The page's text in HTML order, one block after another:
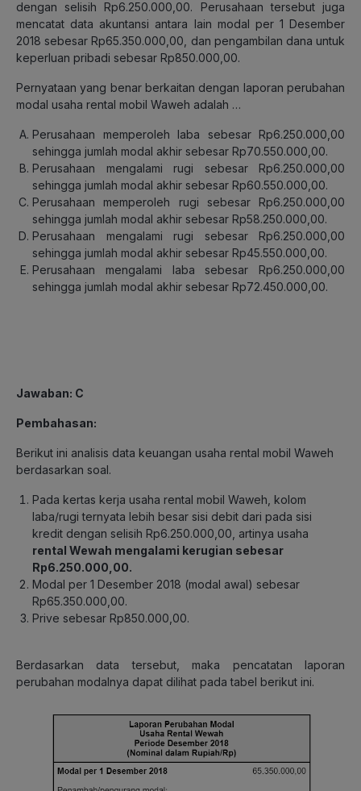
dengan selisih Rp6.250.000,00. Perusahaan tersebut juga
mencatat data akuntansi antara lain modal per 1 Desember
2018 sebesar Rp65.350.000,00, dan pengambilan dana untuk
keperluan pribadi sebesar Rp850.000,00.
Pernyataan yang benar berkaitan dengan laporan perubahan
modal usaha rental mobil Waweh adalah …
Perusahaan memperoleh laba sebesar Rp6.250.000,00
sehingga jumlah modal akhir sebesar Rp70.550.000,00.
Perusahaan mengalami rugi sebesar Rp6.250.000,00
sehingga jumlah modal akhir sebesar Rp60.550.000,00.
Perusahaan memperoleh rugi sebesar Rp6.250.000,00
sehingga jumlah modal akhir sebesar Rp58.250.000,00.
Perusahaan mengalami rugi sebesar Rp6.250.000,00
sehingga jumlah modal akhir sebesar Rp45.550.000,00.
Perusahaan mengalami laba sebesar Rp6.250.000,00
sehingga jumlah modal akhir sebesar Rp72.450.000,00.
Jawaban: C
Pembahasan:
Berikut ini analisis data keuangan usaha rental mobil Waweh
berdasarkan soal.
Pada kertas kerja usaha rental mobil Waweh, kolom
laba/rugi ternyata lebih besar sisi debit dari pada sisi
kredit dengan selisih Rp6.250.000,00, artinya usaha
rental Wewah mengalami kerugian sebesar
Rp6.250.000,00.
Modal per 1 Desember 2018 (modal awal) sebesar
Rp65.350.000,00.
Prive sebesar Rp850.000,00.
Berdasarkan data tersebut, maka pencatatan laporan
perubahan modalnya dapat dilihat pada tabel berikut ini.